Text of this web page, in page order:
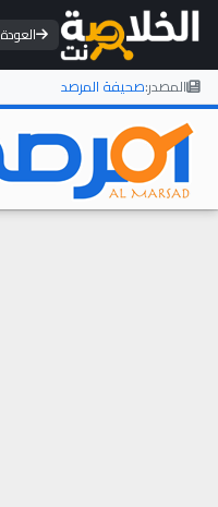
العودة
المصدر:صحيفة المرصد